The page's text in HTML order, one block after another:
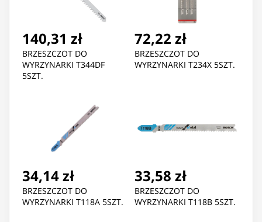
140,31 zł
BRZESZCZOT DO
WYRZYNARKI T344DF
5SZT.
72,22 zł
BRZESZCZOT DO
WYRZYNARKI T234X 5SZT.
34,14 zł
BRZESZCZOT DO
WYRZYNARKI T118A 5SZT.
33,58 zł
BRZESZCZOT DO
WYRZYNARKI T118B 5SZT.